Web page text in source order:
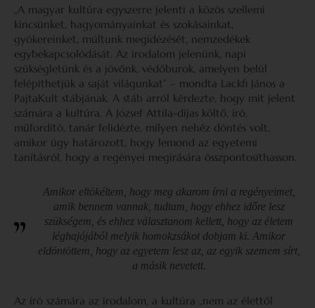
„A magyar kultúra egyszerre jelenti a közös szellemi
kincsünket, hagyományainkat és szokásainkat,
gyökereinket, múltunk megidézését, nemzedékek
egybekapcsolódását. Az irodalom jelenünk, napi
szükségletünk és a jövőnk, védőburok, amelyen belül
felépíthetjük a saját világunkat” – mondta Lackfi János a
PajtaKult stábjának. A stáb arról kérdezte, hogy mit jelent
számára a kultúra. A József Attila-díjas költő, író,
műfordító, tanár felidézte, milyen nehéz döntés volt,
amikor úgy határozott, hogy lemond az egyetemi
tanításról, hogy a regényei megírására összpontosíthasson.
Amikor eltökéltem, hogy meg akarom írni a regényeimet,
amik bennem vannak, tudtam, hogy ehhez időre lesz
szükségem, és ehhez választanom kellett, hogy az életem
léghajójából melyik homokzsákot dobjam ki. Amikor
eldöntöttem, hogy az egyetem lesz az, az egyik szemem sírt,
a másik nevetett.
Az író számára az irodalom, a kultúra „nem az élettől